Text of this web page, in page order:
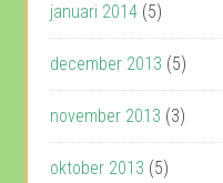
januari 2014 (5)
december 2013 (5)
november 2013 (3)
oktober 2013 (5)